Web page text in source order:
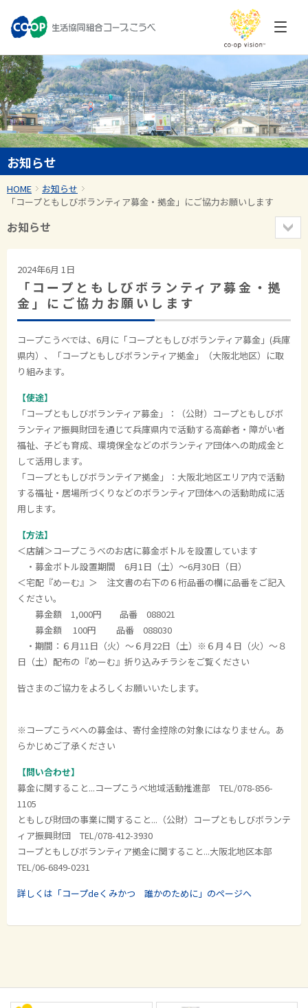
お知らせ
HOME
お知らせ
「コープともしびボランティア募金・拠金」にご協力お願いします
お知らせ
2024年6月 1日
「コープともしびボランティア募金・拠
金」にご協力お願いします
コープこうべでは、6月に「コープともしびボランティア募金」(兵庫
県内）、「コープともしびボランティア拠金」（大阪北地区）に取
り組みます。
【使途】
「コープともしびボランティア募金」：（公財）コープともしびボ
ランティア振興財団を通じて兵庫県内で活動する高齢者・障がい者
福祉、子ども育成、環境保全などのボランティア団体への助成金と
して活用します。
「コープともしびボランテイア拠金」：大阪北地区エリア内で活動
する福祉・居場所づくりなどのボランティア団体への活動助成に活
用します。
【方法】
＜店舗＞コープこうべのお店に募金ボトルを設置しています
・募金ボトル設置期間 6月1日（土）～6月30日（日）
＜宅配『めーむ』＞ 注文書の右下の６桁品番の欄に品番をご記入
ください。
募金額 1,000円 品番 088021
募金額 100円 品番 088030
・期間：６月11日（火）～６月22日（土）※６月４日（火）～８
日（土）配布の『めーむ』折り込みチラシをご覧ください
皆さまのご協力をよろしくお願いいたします。
※コープこうべへの募金は、寄付金控除の対象にはなりません。あ
らかじめご了承ください
【問い合わせ】
募金に関すること...コープこうべ地域活動推進部 TEL/078-856-
1105
ともしび財団の事業に関すること...（公財）コープともしびボランテ
ィア振興財団 TEL/078-412-3930
コープともしびボランティア拠金に関すること...大阪北地区本部
TEL/06-6849-0231
詳しくは「コープdeくみかつ 誰かのために」のページへ